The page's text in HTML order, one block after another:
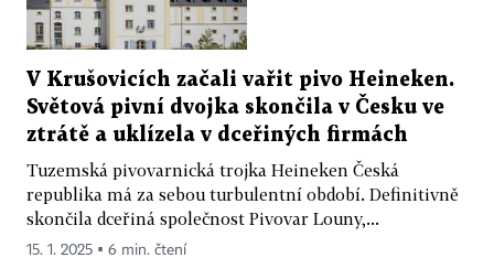
V Krušovicích začali vařit pivo Heineken.
Světová pivní dvojka skončila v Česku ve
ztrátě a uklízela v dceřiných firmách
Tuzemská pivovarnická trojka Heineken Česká
republika má za sebou turbulentní období. Definitivně
skončila dceřiná společnost Pivovar Louny,...
15. 1. 2025 ▪ 6 min. čtení